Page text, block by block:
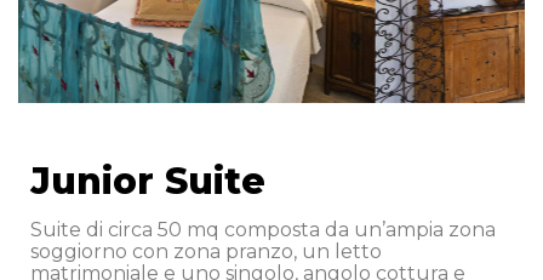
Junior Suite
Suite di circa 50 mq composta da un’ampia zona
soggiorno con zona pranzo, un letto
matrimoniale e uno singolo, angolo cottura e